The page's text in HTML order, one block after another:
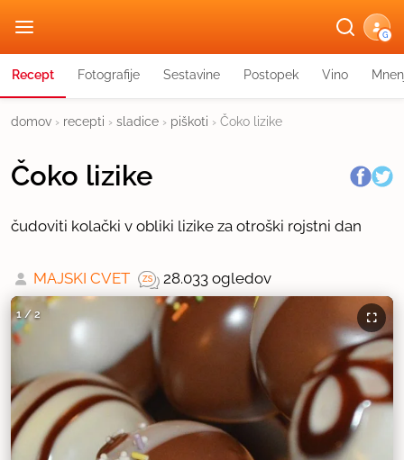
G
Recept Fotografije Sestavine Postopek Vino
domov › recepti › sladice › piškoti › Čoko lizike
Čoko lizike
čudoviti kolački v obliki lizike za otroški rojstni dan
MAJSKI CVET 28.033 ogledov
1 /2